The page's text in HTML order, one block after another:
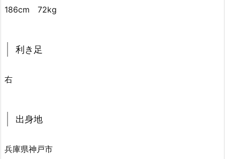
186cm 72kg
利き足
右
出身地
兵庫県神戸市